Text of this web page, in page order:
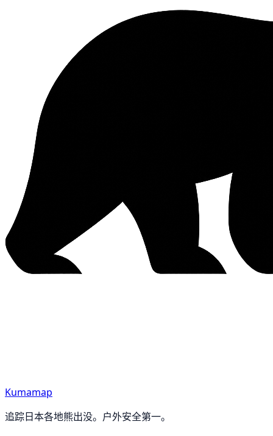
Kumamap
追踪日本各地熊出没。户外安全第一。